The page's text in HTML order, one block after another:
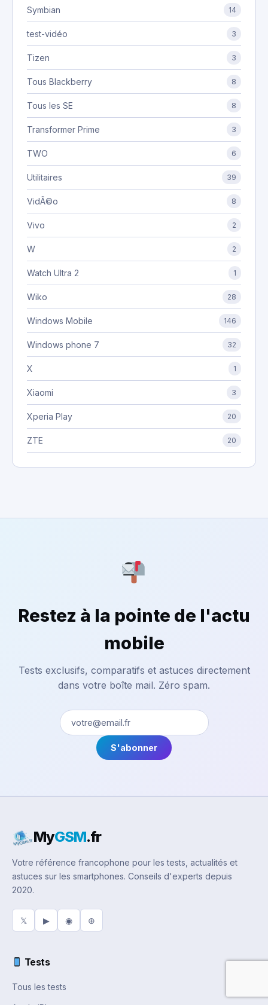
Symbian 14
test-vidéo 3
Tizen 3
Tous Blackberry 8
Tous les SE 8
Transformer Prime 3
TWO 6
Utilitaires 39
VidÃ©o 8
Vivo 2
W 2
Watch Ultra 2 1
Wiko 28
Windows Mobile 146
Windows phone 7 32
X 1
Xiaomi 3
Xperia Play 20
ZTE 20
Restez à la pointe de l'actu
mobile
Tests exclusifs, comparatifs et astuces directement
dans votre boîte mail. Zéro spam.
S'abonner
MyGSM.fr
Votre référence francophone pour les tests, actualités et
astuces sur les smartphones. Conseils d'experts depuis
2020.
𝕏 ▶ ◉ ⊕
Tests
Tous les tests